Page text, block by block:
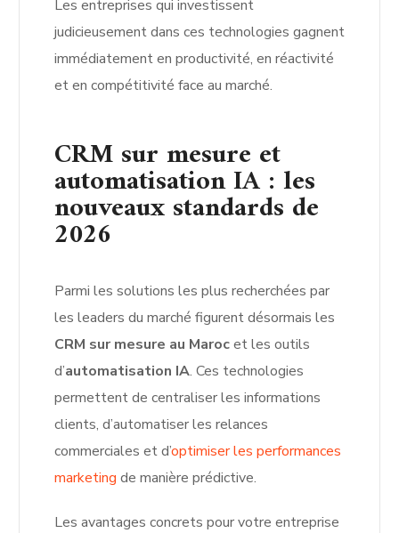
Les entreprises qui investissent
judicieusement dans ces technologies gagnent
immédiatement en productivité, en réactivité
et en compétitivité face au marché.
CRM sur mesure et
automatisation IA : les
nouveaux standards de
2026
Parmi les solutions les plus recherchées par
les leaders du marché figurent désormais les
CRM sur mesure au Marocet les outils
d’automatisation IA. Ces technologies
permettent de centraliser les informations
clients, d’automatiser les relances
commerciales et d’optimiser les performances
marketing de manière prédictive.
Les avantages concrets pour votre entreprise